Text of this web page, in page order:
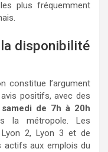
plus fréquemment
disponibilité
constitue l’argument
positifs, avec des
de 7h à 20h
la métropole. Les
2, Lyon 3 et de
actifs aux emplois du